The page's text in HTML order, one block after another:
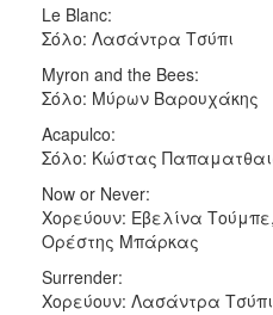
Le Blanc:
Σόλο: Λασάντρα Τσύπι
Myron and the Bees:
Σόλο: Μύρων Βαρουχάκης
Acapulco:
Σόλο: Κώστας
Now or Never:
Χορεύουν: Εβελίνα
Ορέστης Μπάρκας
Surrender:
Χορεύουν: Λασάντρα